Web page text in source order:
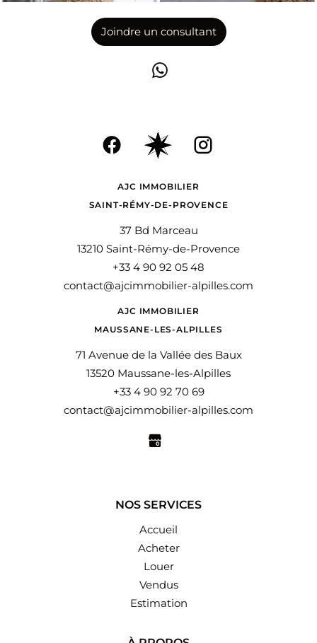
Joindre un consultant
AJC IMMOBILIER
SAINT-RÉMY-DE-PROVENCE
37 Bd Marceau
13210 Saint-Rémy-de-Provence
+33 4 90 92 05 48
contact@ajcimmobilier-alpilles.com
AJC IMMOBILIER
MAUSSANE-LES-ALPILLES
71 Avenue de la Vallée des Baux
13520 Maussane-les-Alpilles
+33 4 90 92 70 69
contact@ajcimmobilier-alpilles.com
NOS SERVICES
Accueil
Acheter
Louer
Vendus
Estimation